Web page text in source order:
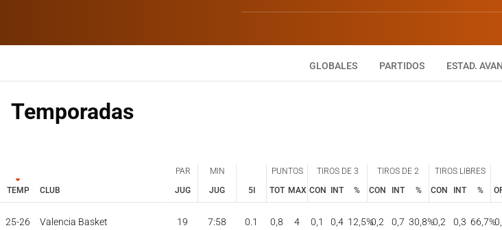
GLOBALES PARTIDOS ESTAD.
Temporadas
TEMP CLUB
PAR
MIN
5I
PUNTOS TIROS DE 3 TIROS DE 2 TIROS LIBRES
JUG JUG TOT MAX CON INT % CON INT % CON INT %
25-26 Valencia Basket 19 7:58 0.1 0,8 4 0,1 0,4 12,5%0,2 0,7 30,8%0,2 0,3 66,7%